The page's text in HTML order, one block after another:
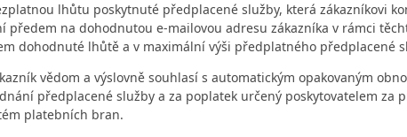
lhůtu poskytnuté předplacené služby, která zákazníkovi
na dohodnutou e-mailovou adresu zákazníka v rámci
dohodnuté lhůtě a v maximální výši předplatného předplacené
vědom a výslovně souhlasí s automatickým opakovaným
předplacené služby a za poplatek určený poskytovatelem za
platebních bran.